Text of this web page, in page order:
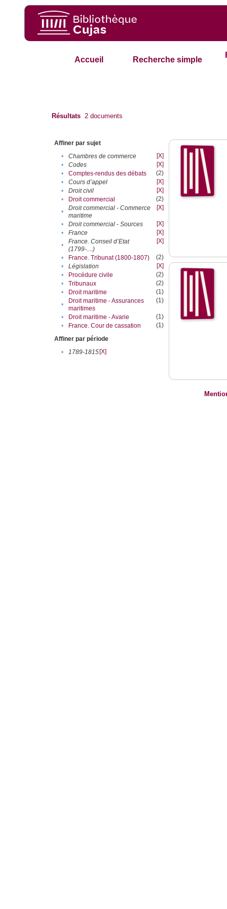
Accueil Recherche simple
Résultats 2 documents
Affiner par sujet
•
Chambres de commerce
[X]
•
Codes
[X]
•
Comptes-rendus des débats
(2)
•
Cours d’appel
[X]
•
Droit civil
[X]
•
Droit commercial
(2)
•
Droit commercial - Commerce
maritime
[X]
• Droit commercial - Sources
[X]
•
France
[X]
•
France. Conseil d’Etat
(1799-....)
[X]
• France. Tribunat (1800-1807)
(2)
•
Législation
[X]
•
Procédure civile
(2)
•
Tribunaux
(2)
•
Droit maritime
(1)
•
Droit maritime - Assurances
maritimes
(1)
• Droit maritime - Avarie
(1)
•
France. Cour de cassation
(1)
Affiner par période
•
1789-1815[X]